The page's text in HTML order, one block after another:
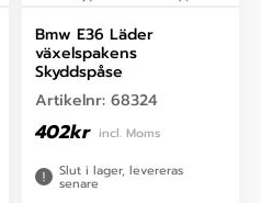
Bmw E36 Läder
växelspakens
Skyddspåse
Artikelnr: 68324
402kr incl. Moms
Slut i lager, levereras
senare